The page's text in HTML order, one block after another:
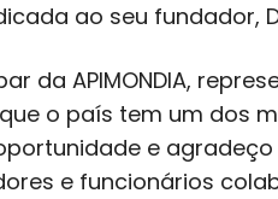
ao seu fundador,
da APIMONDIA,
o país tem um dos
e
e funcionários